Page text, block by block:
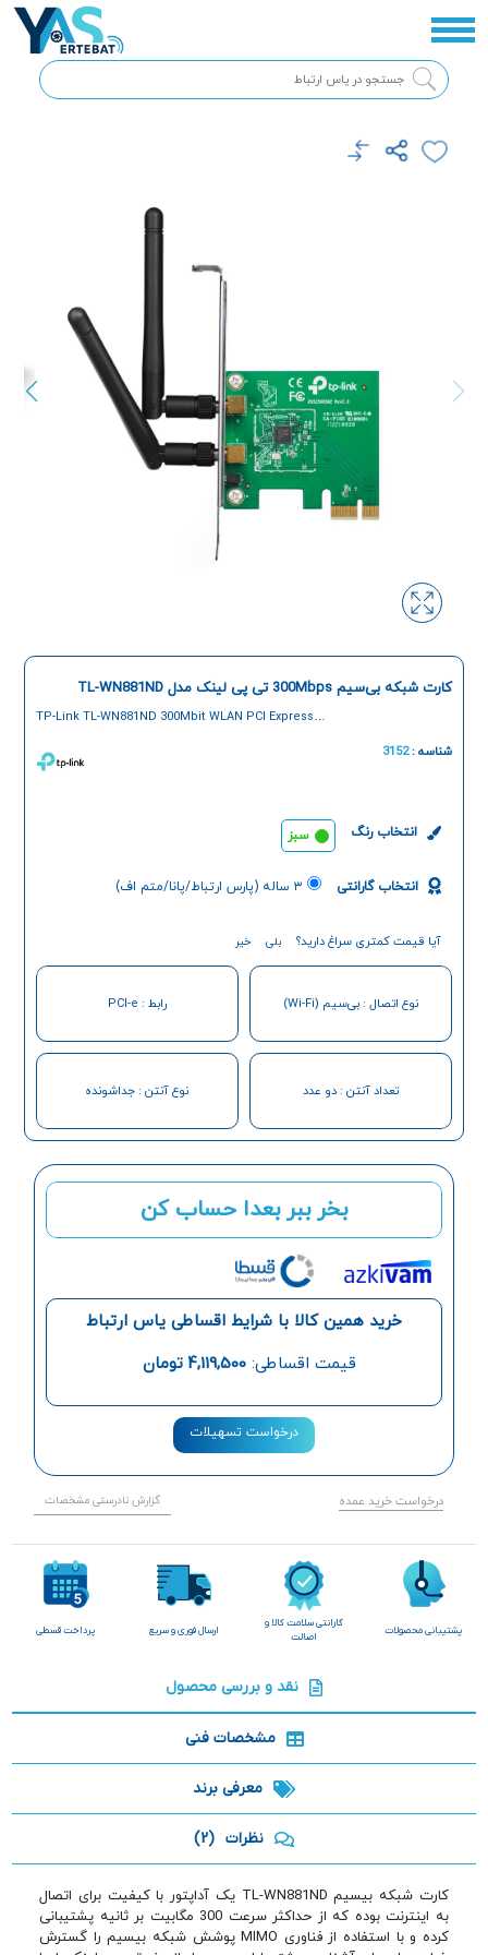
بخر ببر بعدا حساب کن
خرید همین کالا با شرایط اقساطی یاس ارتباط
قیمت اقساطی: 4,119,500 تومان
درخواست تسهیلات
درخواست خرید عمده گزارش نادرستی مشخصات
کارت شبکه بی‌سیم 300Mbps تی پی لینک مدل TL-WN881ND
TP-Link TL-WN881ND 300Mbit WLAN PCI Express
شناسه :3152
انتخاب رنگ سبز
انتخاب گارانتی ۳ ساله (پارس ارتباط/پانا/متم اف)
آیا قیمت کمتری سراغ دارید؟ بلی خیر
نوع اتصال : بی‌سیم (Wi-Fi) رابط : PCI-e
تعداد آنتن : دو عدد نوع آنتن : جداشونده
پشتیبانی محصولات
گارانتی سلامت کالا و
اصالت
ارسال فوری و سریع پرداخت قسطی
نقد و بررسی محصول
مشخصات فنی
معرفی برند
نظرات (2)
کارت شبکه بیسیم TL-WN881ND یک آداپتور با کیفیت برای اتصال
به اینترنت بوده که از حداکثر سرعت 300 مگابیت بر ثانیه پشتیبانی
کرده و با استفاده از فناوری MIMO پوشش شبکه بیسیم را گسترش